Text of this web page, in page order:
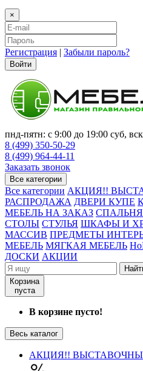
×
Регистрация | Забыли пароль?
Войти
пнд-пятн: с 9:00 до 19:00 суб,
8 (499) 350-50-29
8 (499) 964-44-11
Заказать звонок
Все категории
Все категории АКЦИЯ!!
РАСПРОДАЖА ДВЕРИ КУПЕ
МЕБЕЛЬ НА ЗАКАЗ СПАЛЬНЯ
СТОЛЫ СТУЛЬЯ ШКАФЫ И
МАССИВ ПРЕДМЕТЫ
МЕБЕЛЬ МЯГКАЯ МЕБЕЛЬ
ДОСКИ АКЦИИ
Корзина
пуста
В корзине пусто!
Весь каталог
АКЦИЯ!!